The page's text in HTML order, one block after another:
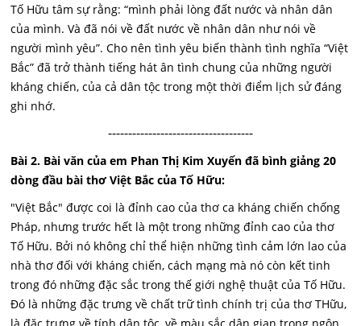
Tố Hữu tâm sự rằng: “mình phải lòng đất nước và nhân dân
của mình. Và đã nói về đất nước về nhân dân như nói về
người mình yêu”. Cho nên tình yêu biến thành tình nghĩa “Việt
Bắc” đã trở thành tiếng hát ân tình chung của những người
kháng chiến, của cả dân tộc trong một thời điểm lịch sử đáng
ghi nhớ.
------------------------------------
Bài 2. Bài văn của em Phan Thị Kim Xuyến đã bình giảng 20
dòng đầu bài thơ Việt Bắc của Tố Hữu:
"Việt Bắc" được coi là đỉnh cao của thơ ca kháng chiến chống
Pháp, nhưng trước hết là một trong những đỉnh cao của thơ
Tố Hữu. Bởi nó không chỉ thể hiện những tình cảm lớn lao của
nhà thơ đối với kháng chiến, cách mạng mà nó còn kết tinh
trong đó những đặc sắc trong thế giới nghệ thuật của Tố Hữu.
Đó là những đặc trưng về chất trữ tình chính trị của thơ THữu,
là đặc trưng về tính dân tộc, về màu sắc dân gian trong ngôn